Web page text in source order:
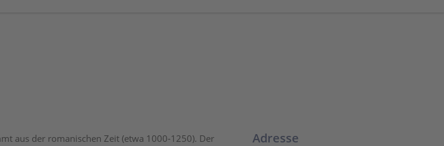
aus der romanischen Zeit (etwa 1000-1250). Der
Adresse